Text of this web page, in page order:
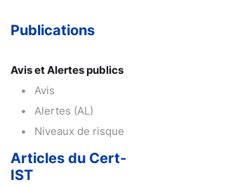
Publications
Avis et Alertes publics
Avis
Alertes (AL)
Niveaux de risque
Articles du Cert-
IST